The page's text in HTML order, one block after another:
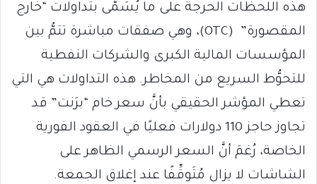
هذه اللحظات الحرجة على ما يُسَمَّى بتداولات “خارج
المقصورة” (OTC)، وهي صفقات مباشرة تتمُّ بين
المؤسسات المالية الكبرى والشركات النفطية
للتحوُّط السريع من المخاطر. هذه التداولات هي التي
تعطي المؤشر الحقيقي بأنَّ سعر خام “برَنت” قد
تجاوز حاجز 110 دولارات فعليًا في العقود الفورية
الخاصة، رُغمَ أنَّ السعر الرسمي الظاهر على
الشاشات لا يزال مُتَوقِّفًا عند إغلاق الجمعة.